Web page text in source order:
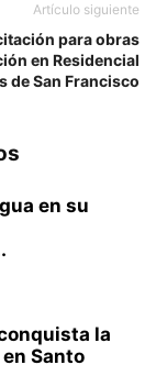
Artículo siguiente
para obras
en Residencial
de San Francisco
en su
la
Santo